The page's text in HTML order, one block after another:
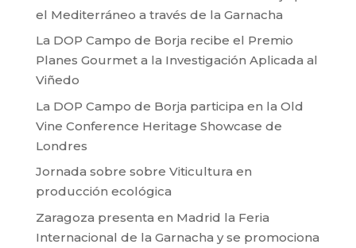
el Mediterráneo a través de la Garnacha
La DOP Campo de Borja recibe el Premio
Planes Gourmet a la Investigación Aplicada al
Viñedo
La DOP Campo de Borja participa en la Old
Vine Conference Heritage Showcase de
Londres
Jornada sobre sobre Viticultura en
producción ecológica
Zaragoza presenta en Madrid la Feria
Internacional de la Garnacha y se promociona